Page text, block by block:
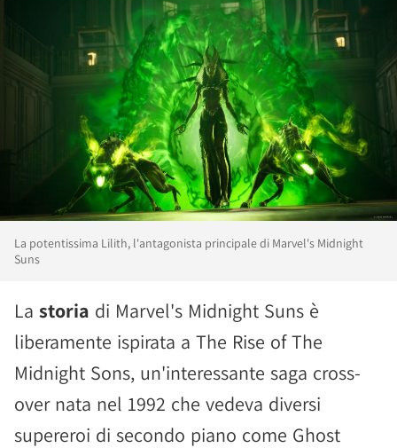
La potentissima Lilith, l'antagonista principale di Marvel's Midnight
Suns
La storia di Marvel's Midnight Suns è
liberamente ispirata a The Rise of The
Midnight Sons, un'interessante saga cross-
over nata nel 1992 che vedeva diversi
supereroi di secondo piano come Ghost